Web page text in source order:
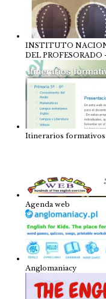
INSTITUTO
DEL PROFESORADO
Itinerarios formativos
Agenda web
Anglomaniacy